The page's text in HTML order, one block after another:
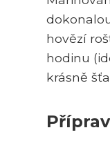
hovězí
hodinu
krásně